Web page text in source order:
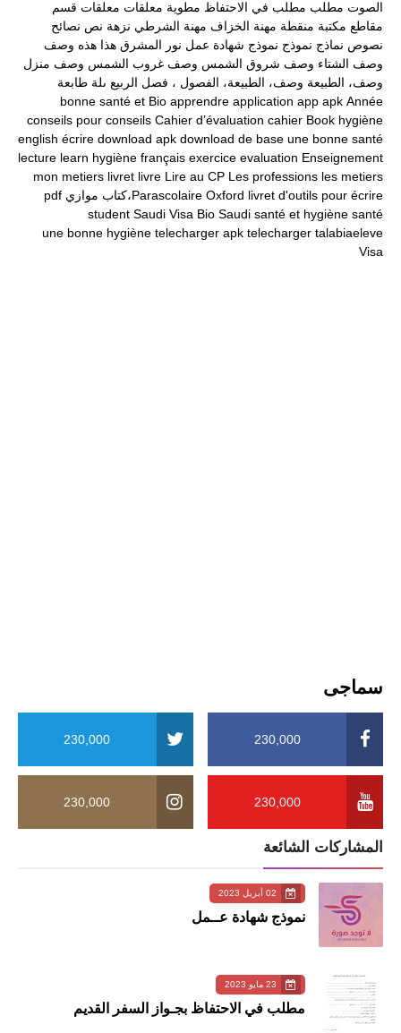
الصوت مطلب مطلب في الاحتفاظ مطوية معلقات معلقات قسم
مقاطع مكتبة منقطة مهنة الخزاف مهنة الشرطي نزهة نص نصائح
نصوص نماذج نموذج نموذج شهادة عمل نور المشرق هذا هذه وصف
وصف الشتاء وصف شروق الشمس وصف غروب الشمس وصف منزل
وصف، الطبيعة وصف، الطبيعة، الفصول ، فصل الربيع ىلة طابعة
Année
apk
app
application
apprendre
Bio
bonne santé et
hygiène
Book
cahier
Cahier d’évaluation
conseils
conseils pour
une bonne santé
de base
download
download apk
écrire
english
Enseignement
evaluation
exercice
français
hygiène
learn
lecture
les metiers
Les professions
Lire au CP
livre
livret
metiers
mon
livret d'outils pour écrire
Oxford Parascolaire،كتاب موازي
pdf
santé
santé et hygiène
Saudi
Saudi Visa Bio
student
talabiaeleve
telecharger
telecharger apk
une bonne hygiène
Visa
سماجی
230,000
230,000
230,000
230,000
المشاركات الشائعة
02 أبريل 2023
نموذج شهادة عــمل
23 مايو 2023
مطلب في الاحتفاظ بجـواز السفر القديم